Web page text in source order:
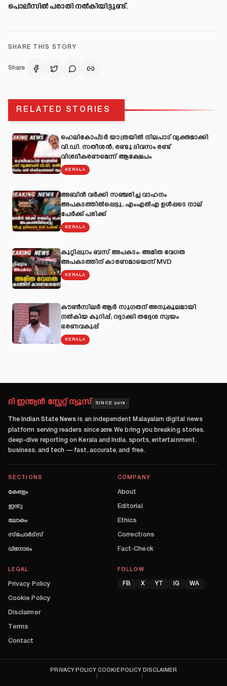
പൊലീസിൽ പരാതി നൽകിയിട്ടുണ്ട്.
SHARE THIS STORY
Share
RELATED STORIES
ഹെലികോപ്ടർ യാത്രയിൽ നിലപാട് വ്യക്തമാക്കി
വി.ഡി. സതീശൻ; രണ്ടു ദിവസം രണ്ട്
വിശദീകരണമെന്ന് ആക്ഷേപം
KERALA
അബിന്‍ വര്‍ക്കി സഞ്ചരിച്ച വാഹനം
അപകടത്തില്‍പ്പെട്ടു; എംഎല്‍എ ഉള്‍പ്പടെ നാല്
പേര്‍ക്ക് പരിക്ക്
KERALA
കുറ്റിപ്പുറം ബസ് അപകടം: അമിത വേഗത
അപകടത്തിന് കാരണമായെന്ന് MVD
KERALA
കൗൺസിലർ ആർ സുഗതന് അനുകൂലമായി
നല്‍കിയ കുറിപ്പ്; റദ്ദാക്കി തദ്ദേശ സ്വയം
ഭരണവകുപ്പ്
KERALA
ദി ഇന്ത്യൻ സ്റ്റേറ്റ് ന്യൂസ് SINCE 2019
The Indian State News is an independent Malayalam digital news
platform serving readers since 2019. We bring you breaking stories,
deep-dive reporting on Kerala and India, sports, entertainment,
business, and tech — fast, accurate, and free.
SECTIONS
കേരളം
ഇന്ത്യ
ലോകം
സ്പോർട്സ്
വിനോദം
COMPANY
About
Editorial
Ethics
Corrections
Fact-Check
LEGAL
Privacy Policy
Cookie Policy
Disclaimer
Terms
Contact
FOLLOW
FB X YT IG WA
PRIVACY POLICY COOKIE POLICY DISCLAIMER